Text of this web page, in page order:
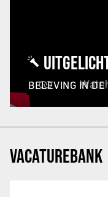
BELEVING IN
VACATUREBANK